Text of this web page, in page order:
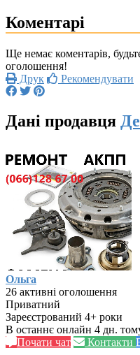
Коментарі
Ще немає коментарів,
оголошення!
Друк
Рекомендувати
Дані продавця
Ольга
26 активні оголошення
Приватний
Зареєстрований 4+ роки
В останнє онлайн 4 дн.
Почати чат
Контакти